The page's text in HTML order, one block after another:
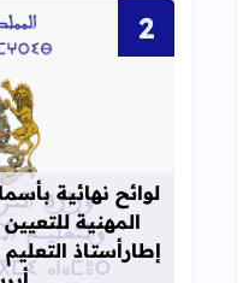
لوائح نهائية
المهنية
إطارأستاذ